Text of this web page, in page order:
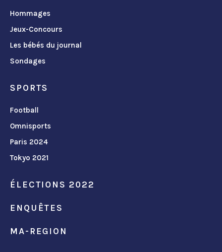
Hommages
Jeux-Concours
Les bébés du journal
Sondages
SPORTS
Football
Omnisports
Paris 2024
Tokyo 2021
ÉLECTIONS 2022
ENQUÊTES
MA-REGION